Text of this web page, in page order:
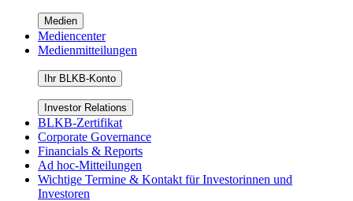
Medien
Mediencenter
Medienmitteilungen
Ihr BLKB-Konto
Investor Relations
BLKB-Zertifikat
Corporate Governance
Financials & Reports
Ad hoc-Mitteilungen
Wichtige Termine & Kontakt für Investorinnen und
Investoren